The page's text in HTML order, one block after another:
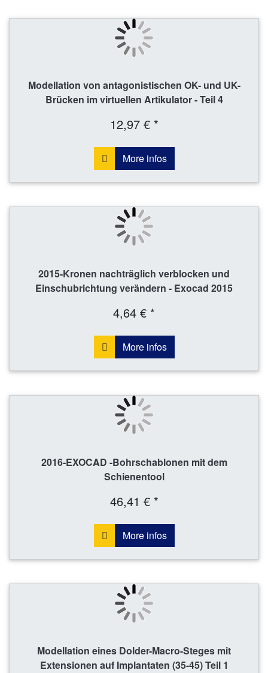
Modellation von antagonistischen OK- und UK-
Brücken im virtuellen Artikulator - Teil 4
12,97 € *
More infos
2015-Kronen nachträglich verblocken und
Einschubrichtung verändern - Exocad 2015
4,64 € *
More infos
2016-EXOCAD -Bohrschablonen mit dem
Schienentool
46,41 € *
More infos
Modellation eines Dolder-Macro-Steges mit
Extensionen auf Implantaten (35-45) Teil 1